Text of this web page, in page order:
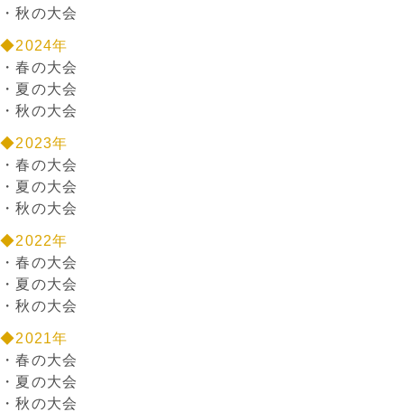
・秋の大会
◆2024年
・春の大会
・ 夏の大会
・秋の大会
◆2023年
・春の大会
・ 夏の大会
・秋の大会
◆2022年
・春の大会
・ 夏の大会
・秋の大会
◆2021年
・春の大会
・ 夏の大会
・秋の大会